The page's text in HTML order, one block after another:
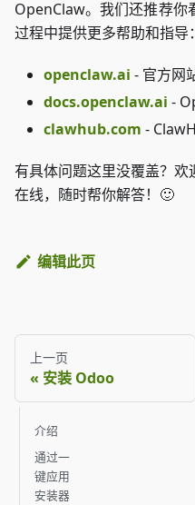
OpenClaw。我们还推荐你
过程中提供更多帮助和指导：
openclaw.ai - 官方网
docs.openclaw.ai -
clawhub.com -
有具体问题这里没覆盖？
在线，随时帮你解答！🙂
编辑此页
上一页
安装 Odoo
介绍
通过一
键应用
安装器